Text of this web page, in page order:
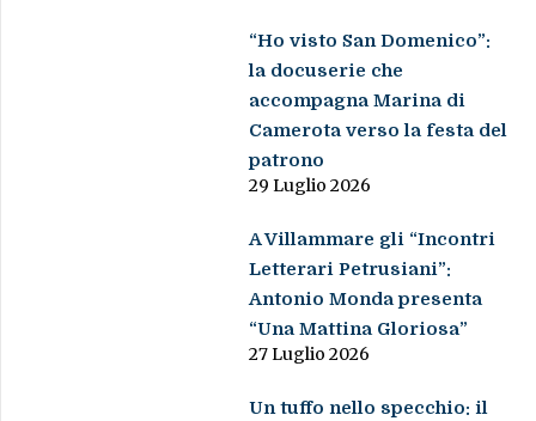
“Ho visto San Domenico”:
la docuserie che
accompagna Marina di
Camerota verso la festa del
patrono
29 Luglio 2026
A Villammare gli “Incontri
Letterari Petrusiani”:
Antonio Monda presenta
“Una Mattina Gloriosa”
27 Luglio 2026
Un tuffo nello specchio: il